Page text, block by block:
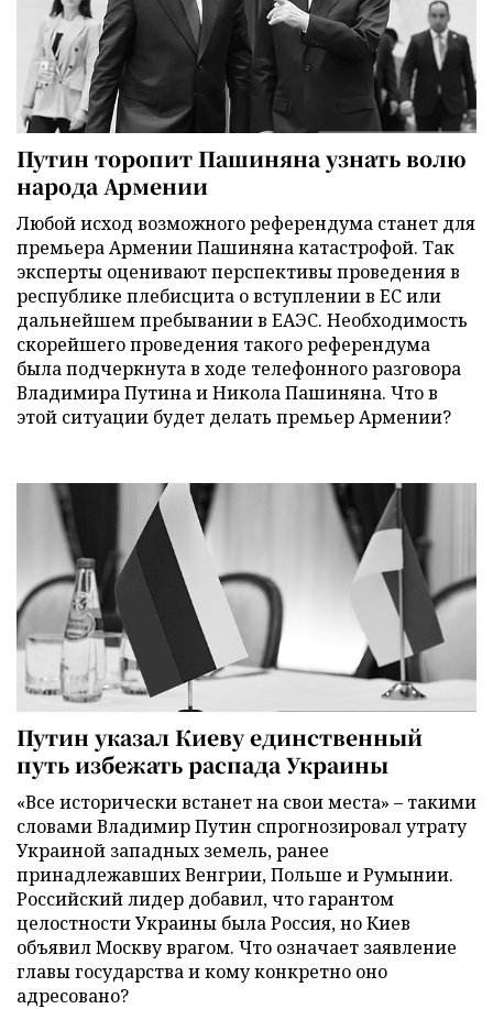
Путин торопит Пашиняна узнать волю
народа Армении
Любой исход возможного референдума станет для
премьера Армении Пашиняна катастрофой. Так
эксперты оценивают перспективы проведения в
республике плебисцита о вступлении в ЕС или
дальнейшем пребывании в ЕАЭС. Необходимость
скорейшего проведения такого референдума
была подчеркнута в ходе телефонного разговора
Владимира Путина и Никола Пашиняна. Что в
этой ситуации будет делать премьер Армении?
Путин указал Киеву единственный
путь избежать распада Украины
«Все исторически встанет на свои места» – такими
словами Владимир Путин спрогнозировал утрату
Украиной западных земель, ранее
принадлежавших Венгрии, Польше и Румынии.
Российский лидер добавил, что гарантом
целостности Украины была Россия, но Киев
объявил Москву врагом. Что означает заявление
главы государства и кому конкретно оно
адресовано?